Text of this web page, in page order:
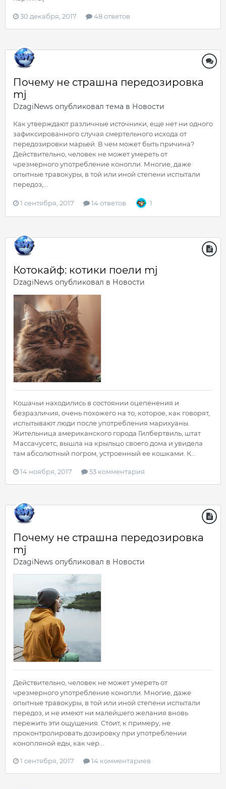
30 декабря, 2017 48 ответов
Почему не страшна передозировка
mj
DzagiNews опубликовал тема в Новости
Как утверждают различные источники, еще нет ни одного
зафиксированного случая смертельного исхода от
передозировки марьей. В чем может быть причина?
Действительно, человек не может умереть от
чрезмерного употребление конопли. Многие, даже
опытные травокуры, в той или иной степени испытали
передоз,...
1 сентября, 2017 14 ответов 1
Котокайф: котики поели mj
DzagiNews опубликовал в Новости
Кошачьи находились в состоянии оцепенения и
безразличия, очень похожего на то, которое, как говорят,
испытывают люди после употребления марихуаны.
Жительница американского города Гилбертвиль, штат
Массачусетс, вышла на крыльцо своего дома и увидела
там абсолютный погром, устроенный ее кошками. К...
14 ноября, 2017 53 комментария
Почему не страшна передозировка
mj
DzagiNews опубликовал в Новости
Действительно, человек не может умереть от
чрезмерного употребление конопли. Многие, даже
опытные травокуры, в той или иной степени испытали
передоз, и не имеют ни малейшего желания вновь
пережить эти ощущения. Стоит, к примеру, не
проконтролировать дозировку при употреблении
конопляной еды, как чер...
1 сентября, 2017 14 комментариев